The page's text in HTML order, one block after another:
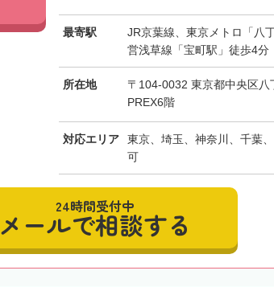
最寄駅
JR京葉線、東京メトロ「八
営浅草線「宝町駅」徒歩4分
所在地
〒104-0032 東京都中央区
PREX6階
対応エリア
東京、埼玉、神奈川、千葉
可
24時間受付中
メールで相談する